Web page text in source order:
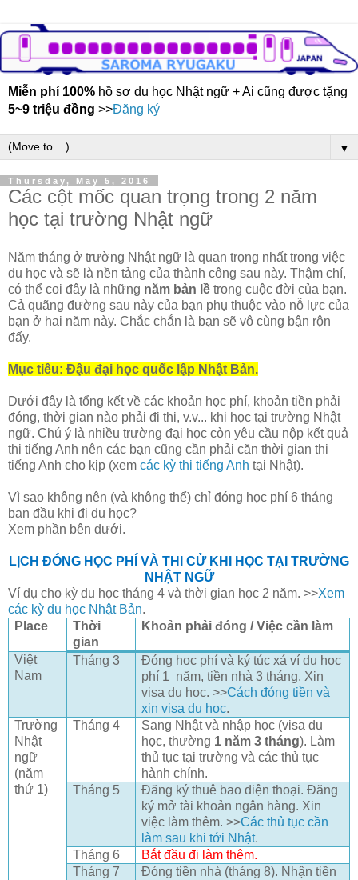
Miễn phí 100% hồ sơ du học Nhật ngữ + Ai cũng được tặng
5~9 triệu đồng >>Đăng ký
▼
Thursday, May 5, 2016
Các cột mốc quan trọng trong 2 năm
học tại trường Nhật ngữ
Năm tháng ở trường Nhật ngữ là quan trọng nhất trong việc
du học và sẽ là nền tảng của thành công sau này. Thậm chí,
có thể coi đây là những năm bản lề trong cuộc đời của bạn.
Cả quãng đường sau này của bạn phụ thuộc vào nỗ lực của
bạn ở hai năm này. Chắc chắn là bạn sẽ vô cùng bận rộn
đấy.
Mục tiêu: Đậu đại học quốc lập Nhật Bản.
Dưới đây là tổng kết về các khoản học phí, khoản tiền phải
đóng, thời gian nào phải đi thi, v.v... khi học tại trường Nhật
ngữ. Chú ý là nhiều trường đại học còn yêu cầu nộp kết quả
thi tiếng Anh nên các bạn cũng cần phải căn thời gian thi
tiếng Anh cho kịp (xem các kỳ thi tiếng Anh tại Nhật).
Vì sao không nên (và không thể) chỉ đóng học phí 6 tháng
ban đầu khi đi du học?
Xem phần bên dưới.
LỊCH ĐÓNG HỌC PHÍ VÀ THI CỬ KHI HỌC TẠI TRƯỜNG
NHẬT NGỮ
Ví dụ cho kỳ du học tháng 4 và thời gian học 2 năm. >>Xem
các kỳ du học Nhật Bản.
Place
Thời
gian
Khoản phải đóng / Việc cần làm
Việt
Nam
Tháng 3
Đóng học phí và ký túc xá ví dụ học
phí 1 năm, tiền nhà 3 tháng. Xin
visa du học. >>Cách đóng tiền và
xin visa du học.
Trường
Nhật
ngữ
(năm
thứ 1)
Tháng 4
Sang Nhật và nhập học (visa du
học, thường 1 năm 3 tháng). Làm
thủ tục tại trường và các thủ tục
hành chính.
Tháng 5
Đăng ký thuê bao điện thoại. Đăng
ký mở tài khoản ngân hàng. Xin
việc làm thêm. >>Các thủ tục cần
làm sau khi tới Nhật.
Tháng 6
Bắt đầu đi làm thêm.
Tháng 7
Đóng tiền nhà (tháng 8). Nhận tiền